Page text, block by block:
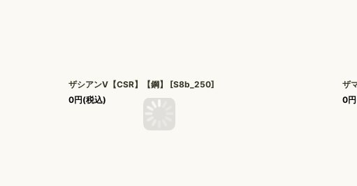
ザシアンV【CSR】【鋼】 [S8b_250]
0円(税込)
ザ
0円